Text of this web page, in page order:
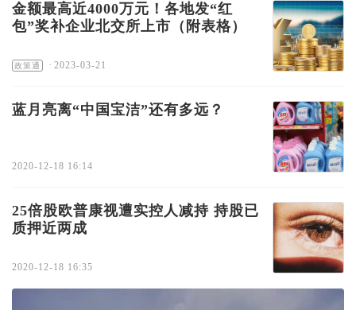
金额最高近4000万元！各地发“红
包”奖补企业北交所上市（附表格）
政策通 · 2023-03-21
蓝月亮离“中国宝洁”还有多远？
2020-12-18 16:14
25倍股欧普康视遭实控人减持 持股已
质押近两成
2020-12-18 16:35